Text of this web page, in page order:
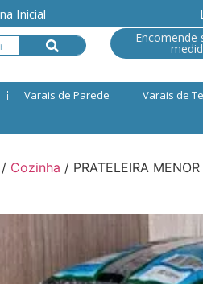
Inicial
Encomende
Varais de Parede Varais de
/ Cozinha / PRATELEIRA